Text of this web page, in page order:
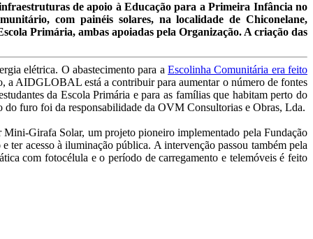
de apoio à Educação para a Primeira Infância no
com painéis solares, na localidade de Chiconelane,
Primária, ambas apoiadas pela Organização. A criação das
elétrica. O abastecimento para aEscolinha Comunitária era feito
a AIDGLOBAL está a contribuir para aumentar o número de fontes
da Escola Primária e para as famílias que habitam perto do
do furo foi da responsabilidade da OVM Consultorias e Obras, Lda.
Mini-Girafa Solar, um projeto pioneiro implementado pela Fundação
ter acesso à iluminação pública. A intervenção passou também pela
com fotocélula e o período de carregamento e telemóveis é feito